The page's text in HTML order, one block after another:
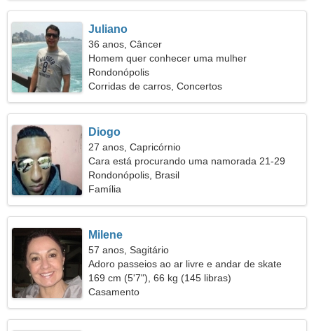
Juliano
36 anos, Câncer
Homem quer conhecer uma mulher
Rondonópolis
Corridas de carros, Concertos
Diogo
27 anos, Capricórnio
Cara está procurando uma namorada 21-29
Rondonópolis, Brasil
Família
Milene
57 anos, Sagitário
Adoro passeios ao ar livre e andar de skate
169 cm (5'7"), 66 kg (145 libras)
Casamento